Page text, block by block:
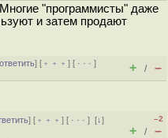
"программисты" даже
и затем продают
ответить] [ ﹢﹢﹢] [ · · ·]
+ / –
] [ ﹢﹢﹢] [ · · ·][↓]
–2
+ / –